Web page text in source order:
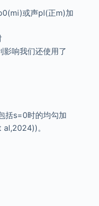
或声pl(正m)加
响我们还使用了
括s=0时的均勾加
。